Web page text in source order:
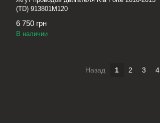
(TD) 913801M120
6 750 грн
В наличии
Назад 1 2 3 4